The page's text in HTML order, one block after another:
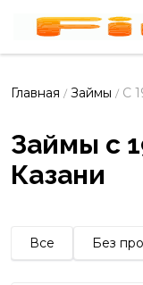
Главная / Займы / С
Займы с
Казани
Все Без